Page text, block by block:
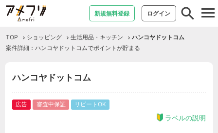
新規無料登録 ログイン
TOP ショッピング 生活用品・キッチン
ハンコヤドットコム
案件詳細：ハンコヤドットコムでポイントが貯まる
ハンコヤドットコム
広告 審査中保証 リピートOK
ラベルの説明